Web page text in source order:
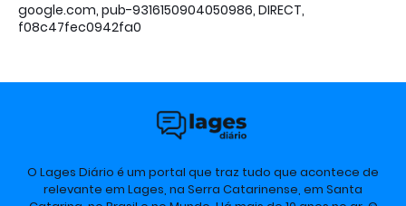
google.com, pub-9316150904050986, DIRECT,
f08c47fec0942fa0
O Lages Diário é um portal que traz tudo que acontece de
relevante em Lages, na Serra Catarinense, em Santa